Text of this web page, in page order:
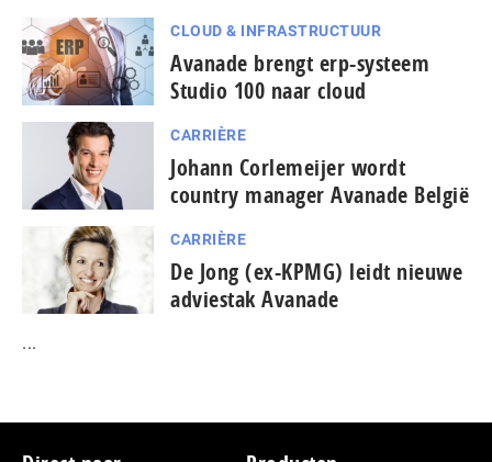
CLOUD & INFRASTRUCTUUR
Avanade brengt erp-systeem
Studio 100 naar cloud
CARRIÈRE
Johann Corlemeijer wordt
country manager Avanade België
CARRIÈRE
De Jong (ex-KPMG) leidt nieuwe
adviestak Avanade
...